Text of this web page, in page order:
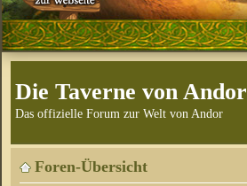
Die Taverne von Andor
Das offizielle Forum zur Welt von Andor
Foren-Übersicht